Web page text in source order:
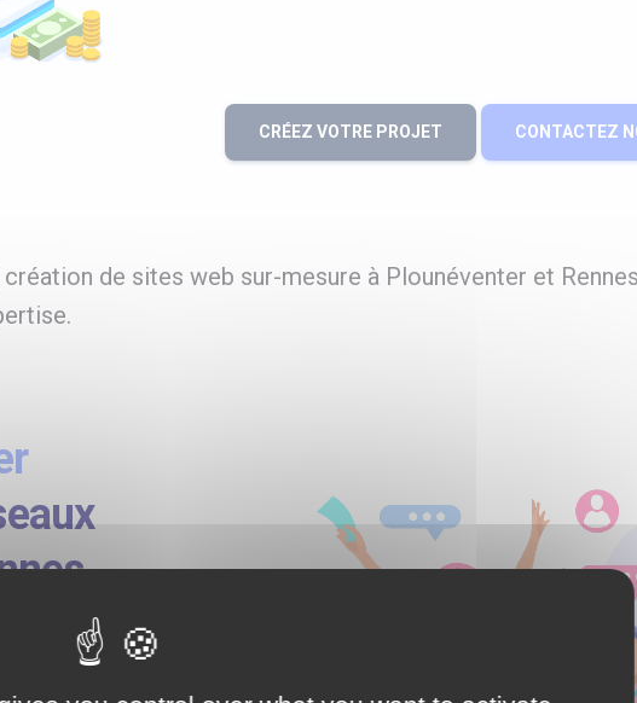
CRÉEZ VOTRE PROJET CONTACTEZ
de sites web sur-mesure à Plounéventer et
et en